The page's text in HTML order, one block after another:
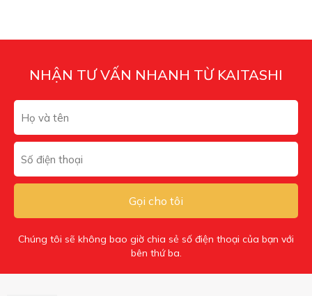
NHẬN TƯ VẤN NHANH TỪ KAITASHI
Gọi cho tôi
Chúng tôi sẽ không bao giờ chia sẻ số điện thoại của bạn với
bên thứ ba.